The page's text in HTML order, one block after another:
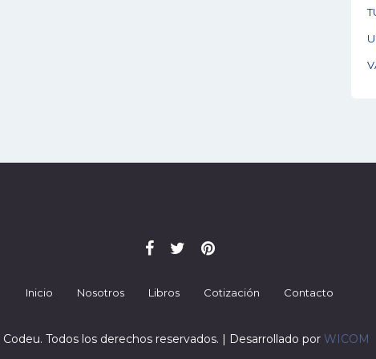
Inicio Nosotros Libros Cotización Contacto
Todos los derechos reservados. | Desarrollado por WICOM